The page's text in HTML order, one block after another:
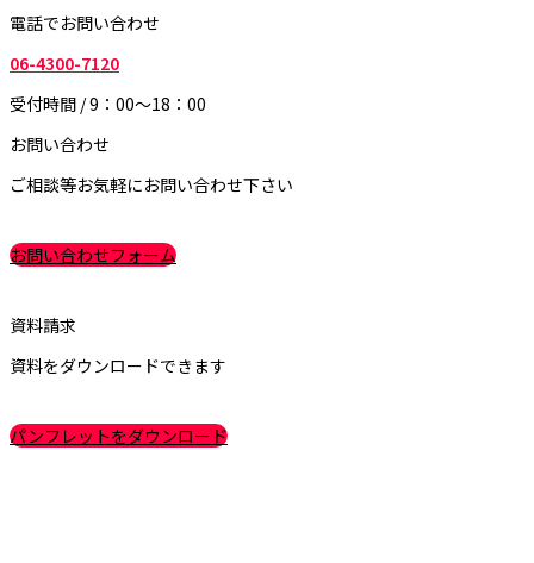
電話でお問い合わせ
06-4300-7120
受付時間 / 9：00～18：00
お問い合わせ
ご相談等お気軽にお問い合わせ下さい
お問い合わせフォーム
資料請求
資料をダウンロードできます
パンフレットをダウンロード